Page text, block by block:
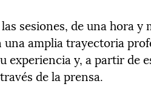
sesiones, de una hora
una amplia trayectoria
experiencia y, a partir de
de la prensa.